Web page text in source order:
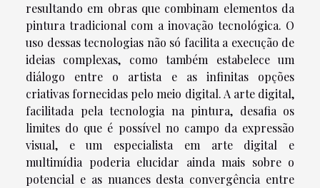
resultando em obras que combinam elementos da
pintura tradicional com a inovação tecnológica. O
uso dessas tecnologias não só facilita a execução de
ideias complexas, como também estabelece um
diálogo entre o artista e as infinitas opções
criativas fornecidas pelo meio digital. A arte digital,
facilitada pela tecnologia na pintura, desafia os
limites do que é possível no campo da expressão
visual, e um especialista em arte digital e
multimídia poderia elucidar ainda mais sobre o
potencial e as nuances desta convergência entre